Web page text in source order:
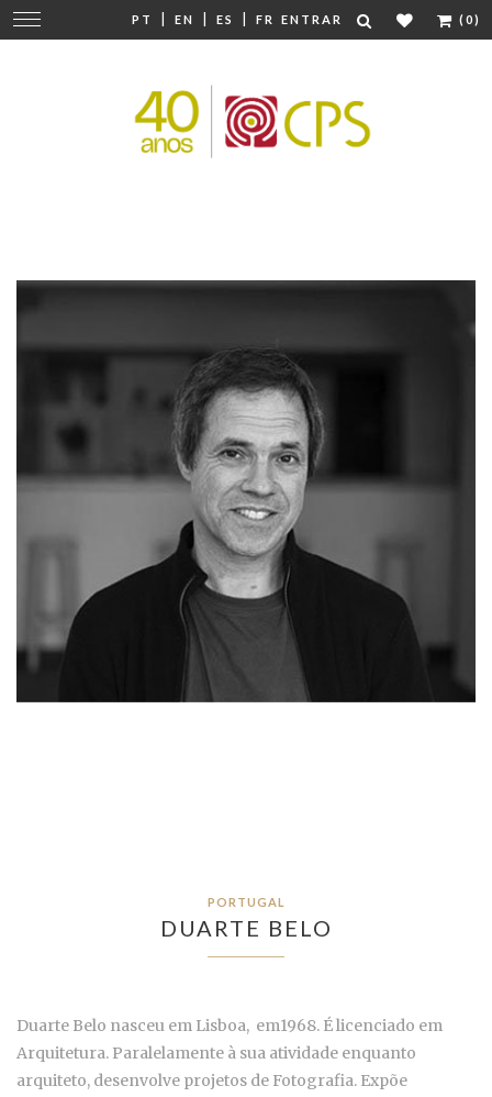
PT | EN | ES | FR ENTRAR (0)
Mudar
navegação
PORTUGAL
DUARTE BELO
Duarte Belo nasceu em Lisboa, em1968. É licenciado em
Arquitetura. Paralelamente à sua atividade enquanto
arquiteto, desenvolve projetos de Fotografia. Expõe